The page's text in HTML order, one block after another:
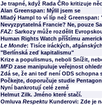
Je trapné, když Rada ČRo kritizuje
Alan Greenspan: Mýlil jsem se
Mladý Hampl to ví líp než
Nevyzpytatelná Francie? Ne, pouze
FAZ: Sarkozy může rozdělit
Human Rights Watch příštímu
Le Monde: Tisíce iráckých,
"Berlínská zeď kapitalismu"
Krize a populismus, neboli Snížit,
MFD zase manipuluje veřejnost
Zdá se, že ani teď není ODS schopna
Počkejte, doporučuje studie
Nyní bankrotují celé země
Helmut Zilk. Jméno které stačí.
Omluva Respektu Kunderovi: Zde je